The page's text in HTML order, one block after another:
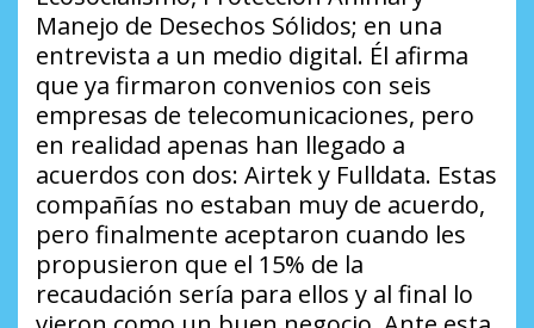
Manejo de Desechos Sólidos; en una
entrevista a un medio digital. Él afirma
que ya firmaron convenios con seis
empresas de telecomunicaciones, pero
en realidad apenas han llegado a
acuerdos con dos: Airteky Fulldata. Estas
compañías no estaban muy de acuerdo,
pero finalmente aceptaron cuando les
propusieron que el 15% de la
recaudación sería para ellos y al final lo